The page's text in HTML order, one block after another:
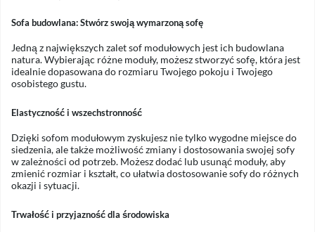
Sofa budowlana: Stwórz swoją wymarzoną sofę
Jedną z największych zalet sof modułowych jest ich budowlana
natura. Wybierając różne moduły, możesz stworzyć sofę, która jest
idealnie dopasowana do rozmiaru Twojego pokoju i Twojego
osobistego gustu.
Elastyczność i wszechstronność
Dzięki sofom modułowym zyskujesz nie tylko wygodne miejsce do
siedzenia, ale także możliwość zmiany i dostosowania swojej sofy
w zależności od potrzeb. Możesz dodać lub usunąć moduły, aby
zmienić rozmiar i kształt, co ułatwia dostosowanie sofy do różnych
okazji i sytuacji.
Trwałość i przyjazność dla środowiska